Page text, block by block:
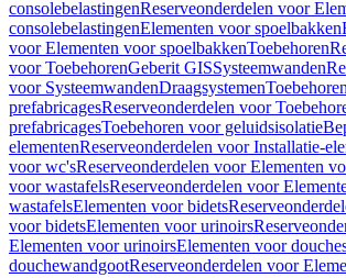
consolebelastingenReserveonderdelen voor
consolebelastingenElementen voor spoelbakken
voor Elementen voor spoelbakkenToebehoren
voor ToebehorenGeberit GISSysteemwanden
voor SysteemwandenDraagsystemen
prefabricagesReserveonderdelen voor
prefabricagesToebehoren voor geluidsisolatie
elementenReserveonderdelen voor Installatie-
voor wc'sReserveonderdelen voor Elementen
voor wastafelsReserveonderdelen voor
wastafelsElementen voor bidets
voor bidetsElementen voor urinoirs
Elementen voor urinoirsElementen voor
douchewandgootReserveonderdelen voor